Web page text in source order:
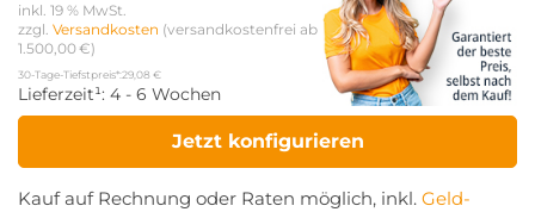
inkl. 19 % MwSt.
zzgl. Versandkosten (versandkostenfrei ab
1.500,00 €)
Lieferzeit¹: 4 - 6 Wochen
Jetzt konfigurieren
Kauf auf Rechnung oder Raten möglich, inkl. Geld-
30-Tage-Tiefstpreis*:29,08 €